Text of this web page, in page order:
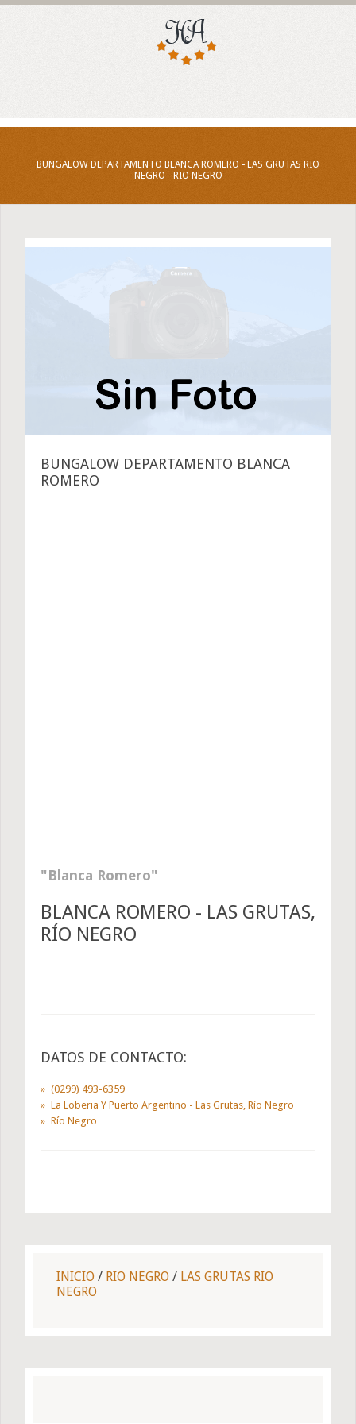
BUNGALOW DEPARTAMENTO BLANCA ROMERO - LAS GRUTAS RIO
NEGRO - RIO NEGRO
BUNGALOW DEPARTAMENTO BLANCA
ROMERO
Blanca Romero
BLANCA ROMERO - LAS GRUTAS,
RÍO NEGRO
DATOS DE CONTACTO:
(0299) 493-6359
La Loberia Y Puerto Argentino - Las Grutas, Río Negro
Río Negro
INICIO / RIO NEGRO / LAS GRUTAS RIO
NEGRO